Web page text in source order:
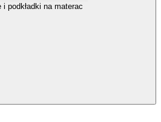
i podkładki na materac